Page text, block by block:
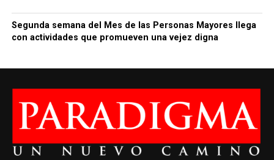
Segunda semana del Mes de las Personas Mayores llega
con actividades que promueven una vejez digna